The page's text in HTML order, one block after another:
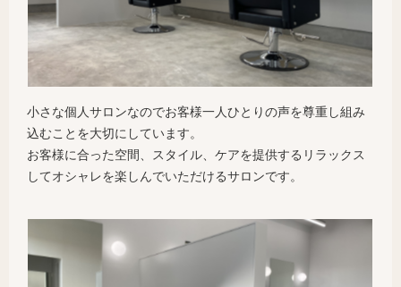
小さな個人サロンなのでお客様一人ひとりの声を尊重し組み
込むことを大切にしています。
お客様に合った空間、スタイル、ケアを提供するリラックス
してオシャレを楽しんでいただけるサロンです。